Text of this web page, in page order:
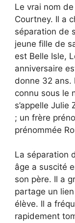
Le vrai nom
Courtney. Il a
séparation de
jeune fille de
est Belle Isle,
anniversaire
donne 32 ans.
connu sous le
s’appelle
; un frère
prénommée
La séparation
âge a suscité
son père. Il a
partage un
élève. Il a
rapidement